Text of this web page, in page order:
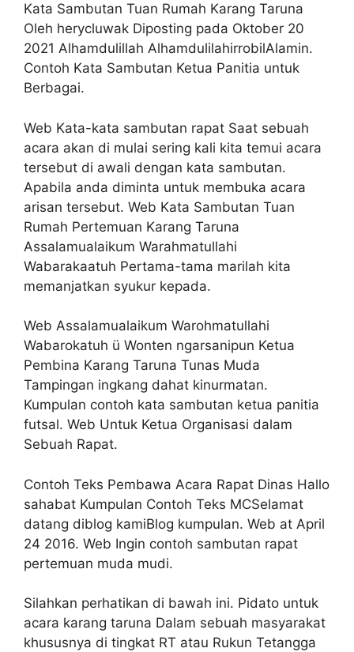
Kata Sambutan Tuan Rumah Karang Taruna
Oleh herycluwak Diposting pada Oktober 20
2021 Alhamdulillah AlhamdulilahirrobilAlamin.
Contoh Kata Sambutan Ketua Panitia untuk
Berbagai.
Web Kata-kata sambutan rapat Saat sebuah
acara akan di mulai sering kali kita temui acara
tersebut di awali dengan kata sambutan.
Apabila anda diminta untuk membuka acara
arisan tersebut. Web Kata Sambutan Tuan
Rumah Pertemuan Karang Taruna
Assalamualaikum Warahmatullahi
Wabarakaatuh Pertama-tama marilah kita
memanjatkan syukur kepada.
Web Assalamualaikum Warohmatullahi
Wabarokatuh ü Wonten ngarsanipun Ketua
Pembina Karang Taruna Tunas Muda
Tampingan ingkang dahat kinurmatan.
Kumpulan contoh kata sambutan ketua panitia
futsal. Web Untuk Ketua Organisasi dalam
Sebuah Rapat.
Contoh Teks Pembawa Acara Rapat Dinas Hallo
sahabat Kumpulan Contoh Teks MCSelamat
datang diblog kamiBlog kumpulan. Web at April
24 2016. Web Ingin contoh sambutan rapat
pertemuan muda mudi.
Silahkan perhatikan di bawah ini. Pidato untuk
acara karang taruna Dalam sebuah masyarakat
khususnya di tingkat RT atau Rukun Tetangga